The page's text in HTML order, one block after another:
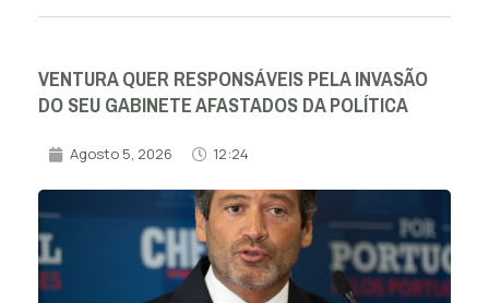
VENTURA QUER RESPONSÁVEIS PELA INVASÃO
DO SEU GABINETE AFASTADOS DA POLÍTICA
Agosto 5, 2026 12:24